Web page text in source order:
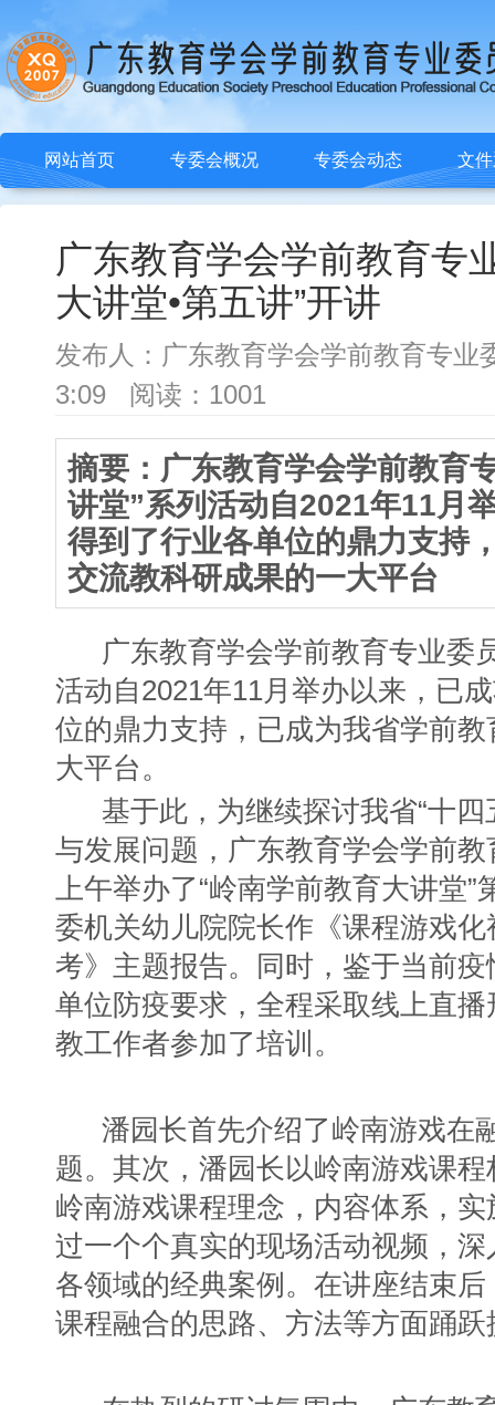
网站首页 专委会概况 专委会动态 文
广东教育学会学前教育专
大讲堂•第五讲”开讲
发布人：广东教育学会学前教育专
3:09 阅读：1001
摘要：广东教育学会学前教育
讲堂”系列活动自2021年11月
得到了行业各单位的鼎力支持
交流教科研成果的一大平台
广东教育学会学前教育专业委
活动自2021年11月举办以来，已
位的鼎力支持，已成为我省学前
大平台。
基于此，为继续探讨我省“十
与发展问题，广东教育学会学前
上午举办了“岭南学前教育大讲堂
委机关幼儿院院长作《课程游戏
考》主题报告。同时，鉴于当前
单位防疫要求，全程采取线上直
教工作者参加了培训。
潘园长首先介绍了岭南游戏在
题。其次，潘园长以岭南游戏课
岭南游戏课程理念，内容体系，
过一个个真实的现场活动视频，
各领域的经典案例。在讲座结束
课程融合的思路、方法等方面踊